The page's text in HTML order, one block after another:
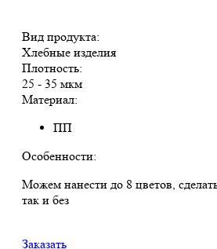
Вид продукта:
Хлебные изделия
Плотность:
25 - 35 мкм
Материал:
ПП
Особенности:
Можем нанести до 8 цветов,
так и без
Заказать